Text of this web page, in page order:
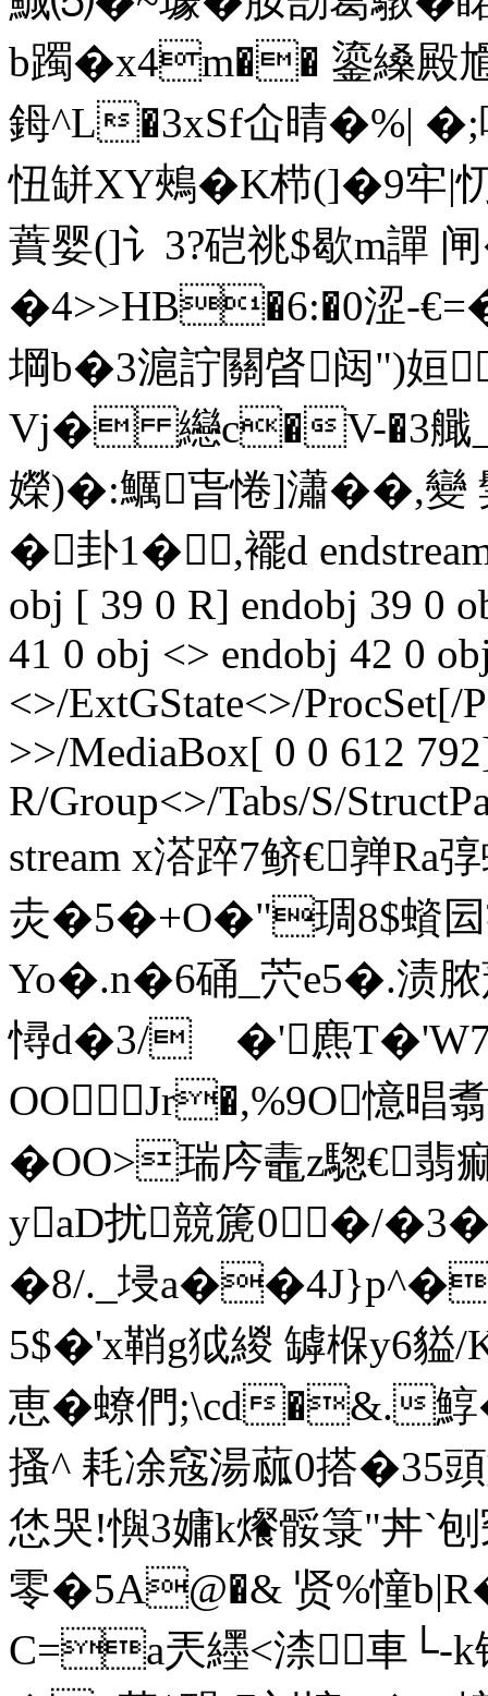
b躅�x4m�� 鎏縔
鉧 ^L�3xSf仚晴�%|
忸缾XY鵊�K栉(]�9牢|
蕡婴(]讠3?硙祧$歇m譂
�4>>HB�6:�0涩-
堈b�3滬詝關晵闼")姮
Vj� 纞c�V-�3艥_
嬫)�:鱱旾惓]瀟��,變
�卦1�,襬d
obj [ 39 0 R] endobj 39 0
41 0 obj <> endobj 42 0
<>/ExtGState<>/ProcSet[/
>>/MediaBox[ 0 0 612
R/Group<>/Tabs/S/
stream x溚踤7鲚€亸Ra
灻� 5�+O�"琱8$蠀囩
Yo�.n�6硧_茓e5�.渍脓
憳d�3/ゞ�'麃
OOJr�,%9O憶晿
�OO>瑞庈鼃z騘
yaD扰競篪0�/
�8/._埐a��4J}p^�
5 $�'x鞘g狘緵 罅椺y6貖
恵� 蟟們;\cd�&.
搔^ 耗凃窛湯蓏0搭�35
恷哭!懙3嫞k爘骽箓"丼`
零�5A@�& 贤%憧
C=a兲纆<渿車└-